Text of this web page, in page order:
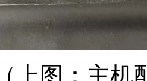
（上图：主